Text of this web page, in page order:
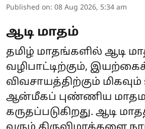
Published on: 08 Aug 2026, 5:34 am
ஆடி மாதம்
தமிழ் மாதங்களில் ஆடி
வழிபாட்டிற்கும்,
விவசாயத்திற்கும்
ஆன்மீகப் புண்ணிய
கருதப்படுகிறது. ஆடி